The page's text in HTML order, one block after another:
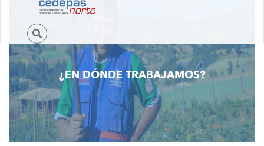
¿EN DÓNDE TRABAJAMOS?